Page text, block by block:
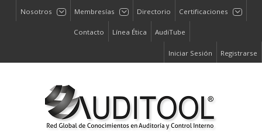
Nosotros Membresías Directorio Certificaciones
Contacto Línea Ética AudiTube
Iniciar Sesión Registrarse